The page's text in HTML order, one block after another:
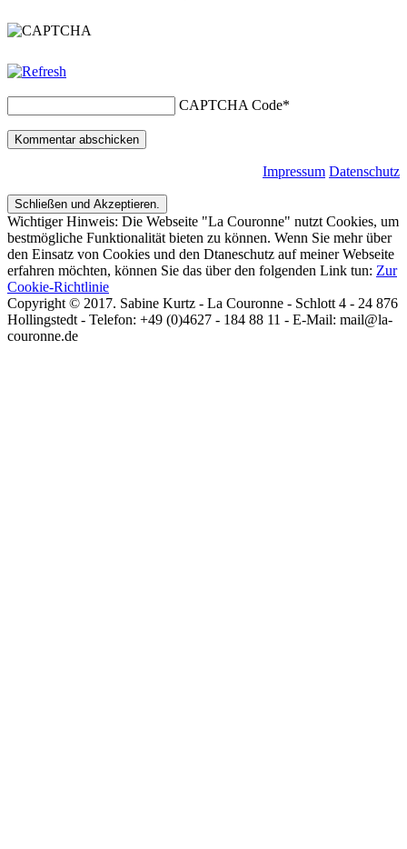
CAPTCHA Code*
Impressum Datenschutz
Wichtiger Hinweis: Die Webseite "La Couronne" nutzt Cookies, um
bestmögliche Funktionalität bieten zu können. Wenn Sie mehr über
den Einsatz von Cookies und den Dtaneschutz auf meiner Webseite
erfahren möchten, können Sie das über den folgenden Link tun: Zur
Cookie-Richtlinie
Copyright © 2017. Sabine Kurtz - La Couronne - Schlott 4 - 24 876
Hollingstedt - Telefon: +49 (0)4627 - 184 88 11 - E-Mail: mail@la-
couronne.de